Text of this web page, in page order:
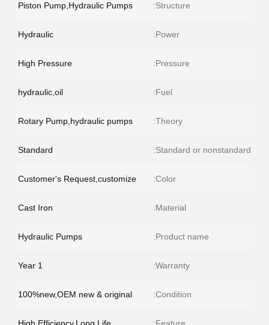
Structure:
Piston Pump,Hydraulic Pumps
Power:
Hydraulic
Pressure:
High Pressure
Fuel:
hydraulic,oil
Theory:
Rotary Pump,hydraulic pumps
Standard or nonstandard:
Standard
Color:
Customer's Request,customize
Material:
Cast Iron
Product name:
Hydraulic Pumps
Warranty:
1 Year
Condition:
100%new,OEM new & original